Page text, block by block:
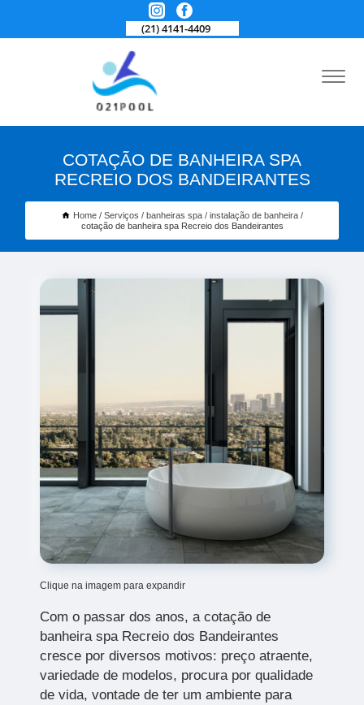
(21) 4141-4409
COTAÇÃO DE BANHEIRA SPA
RECREIO DOS BANDEIRANTES
Home Serviços banheiras spa
instalação de banheira
cotação de banheira spa Recreio dos Bandeirantes
Clique na imagem para expandir
Com o passar dos anos, a cotação de
banheira spa Recreio dos Bandeirantes
cresce por diversos motivos: preço atraente,
variedade de modelos, procura por qualidade
de vida, vontade de ter um ambiente para